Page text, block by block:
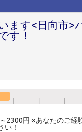
ます<日向市>
す！
2300円 ※あなたのご経
い！